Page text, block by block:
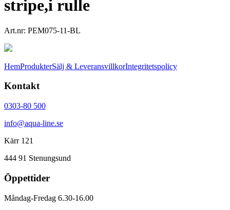
stripe,i rulle
Art.nr: PEM075-11-BL
HemProdukterSälj & LeveransvillkorIntegritetspolicy
Kontakt
0303-80 500
info@aqua-line.se
Kärr 121
444 91 Stenungsund
Öppettider
Måndag-Fredag 6.30-16.00